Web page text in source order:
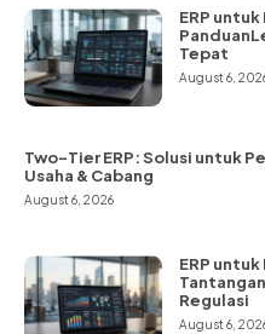
ERP
Tepat
August 6,
Two-Tier ERP: Solusi untuk
Usaha & Cabang
August 6, 2026
ERP
Regulasi
August 6,